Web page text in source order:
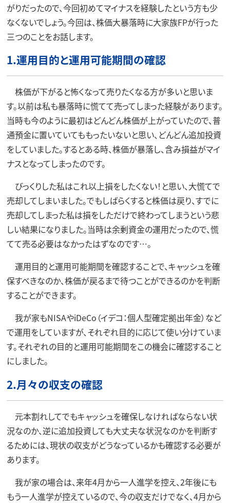
がりだったので、今回初めてマイナスを経験したという方も少
なくないでしょう。今回は、株価大暴落時に大家族FPが行った
三つのことをお話します。
1.運用目的と運用可能期間の確認
株価が下がると怖くなって売りたくなる方が多いと思いま
す。以前は私も暴落時に慌てて売ってしまった経験があります。
当時も今のように最初はどんどん株価が上がっていたので、普
通預金に置いていてももったいないと思い、どんどん追加投資
をしていました。するとある時、株価が暴落し、含み損益がマイ
ナスとなってしまったのです。
びっくりした私はこれ以上損をしたくない！と思い、大慌てで
売却してしまいました。でもしばらくすると株価は戻り、すでに
売却してしまった私は損をしただけで終わってしまうという悲
しい結果になりました。当時は余剰資金の運用だったので、慌
てて売る必要はなかったはずなのです…。
運用目的と運用可能期間を確認することで、キャッシュを確
保すべきなのか、株価が戻るまで待つことができるのかを判断
することができます。
我が家もNISAやiDeCo（イデコ：個人型確定拠出年金）など
で運用をしていますが、それぞれ目的に応じて使い分けていま
す。それぞれの目的と運用可能期間をこの機会に確認すること
にしました。
2.月々の収支の確認
元本割れしてでもキャッシュを確保しなければならない状
況なのか、逆に追加投資しても大丈夫な状況なのかを判断す
るためには、現状の収支がどうなっているかも確認する必要が
あります。
我が家の場合は、来年4月から一人進学を控え、2年後にも
もう一人進学が控えているので、今の収支だけでなく、4月から